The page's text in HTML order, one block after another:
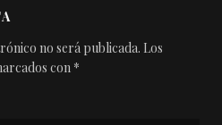
no será publicada. Los
con *